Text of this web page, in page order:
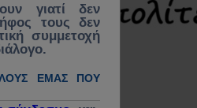
γιατί δεν
τους δεν
συμμετοχή
ΕΜΆΣ ΠΟΥ